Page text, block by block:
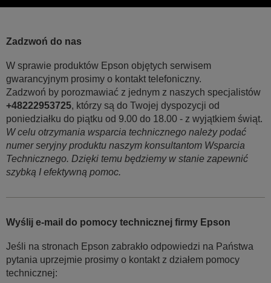
Zadzwoń do nas
W sprawie produktów Epson objętych serwisem
gwarancyjnym prosimy o kontakt telefoniczny.
Zadzwoń by porozmawiać z jednym z naszych specjalistów
+48222953725, którzy są do Twojej dyspozycji od
poniedziałku do piątku od 9.00 do 18.00 - z wyjątkiem świąt.
W celu otrzymania wsparcia technicznego należy podać
numer seryjny produktu naszym konsultantom Wsparcia
Technicznego. Dzięki temu będziemy w stanie zapewnić
szybką I efektywną pomoc.
Wyślij e-mail do pomocy technicznej firmy Epson
Jeśli na stronach Epson zabrakło odpowiedzi na Państwa
pytania uprzejmie prosimy o kontakt z działem pomocy
technicznej: